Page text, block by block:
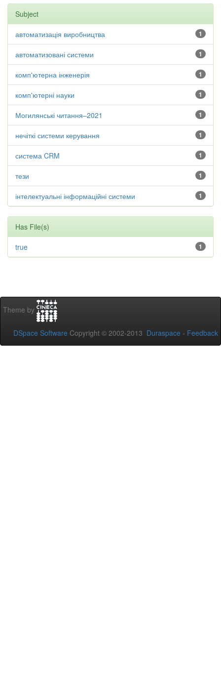
Subject
1
автоматизація виробництва
1
автоматизовані системи
1
комп'ютерна інженерія
1
комп'ютерні науки
1
Могилянські читання–2021
1
нечіткі системи керування
1
система CRM
1
тези
1
інтелектуальні інформаційні системи
Has File(s)
1
true
Theme by
DSpace Software Copyright © 2002-2013 Duraspace - Feedback